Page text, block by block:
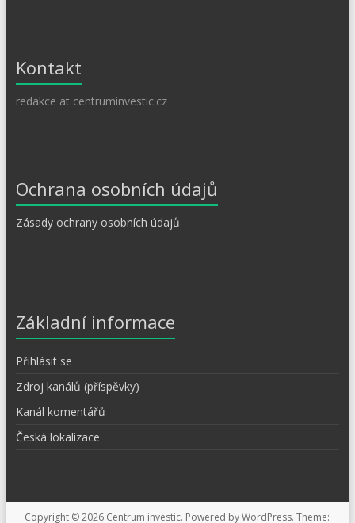
Kontakt
redakce at centruminvestic.cz
Ochrana osobních údajů
Zásady ochrany osobních údajů
Základní informace
Přihlásit se
Zdroj kanálů (příspěvky)
Kanál komentářů
Česká lokalizace
Copyright © 2026 Centrum investic. Powered byWordPress. Theme: